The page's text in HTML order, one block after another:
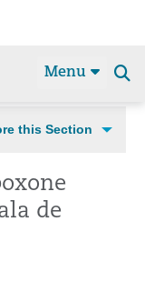
Menu
this Section
de